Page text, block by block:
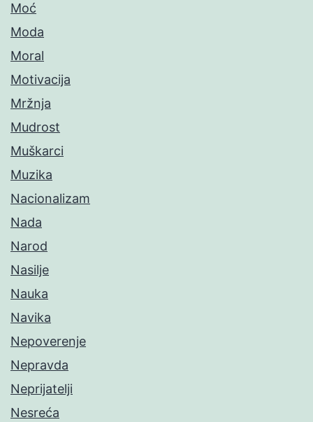
Moć
Moda
Moral
Motivacija
Mržnja
Mudrost
Muškarci
Muzika
Nacionalizam
Nada
Narod
Nasilje
Nauka
Navika
Nepoverenje
Nepravda
Neprijatelji
Nesreća